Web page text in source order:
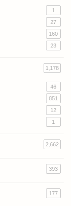
1
27
160
23
1,178
46
851
12
1
2,662
393
177